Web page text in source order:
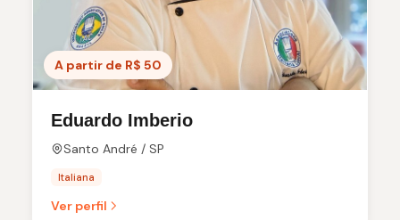
A partir de R$ 50
Eduardo Imberio
Santo André / SP
Italiana
Ver perfil